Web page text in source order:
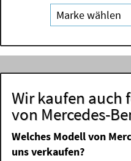
Wir kaufen auch
von Mercedes-
Welches Modell von
uns verkaufen?